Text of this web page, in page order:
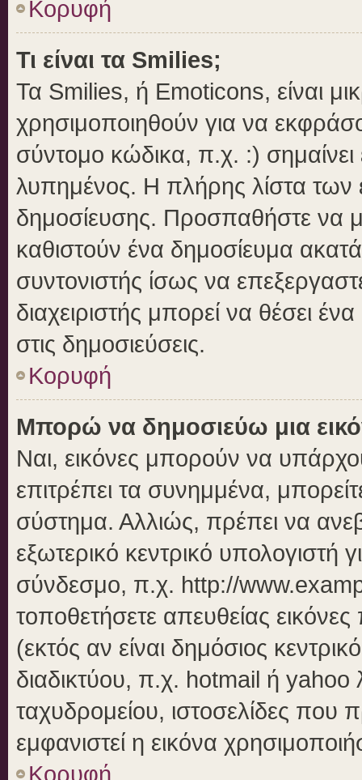
Κορυφή
Τι είναι τα Smilies;
Τα Smilies, ή Emoticons, είναι
χρησιμοποιηθούν για να
σύντομο κώδικα, π.χ. :)
λυπημένος. Η πλήρης λίστα των
δημοσίευσης. Προσπαθήστε να
καθιστούν ένα δημοσίευμα
συντονιστής ίσως να
διαχειριστής μπορεί να θέσει
στις δημοσιεύσεις.
Κορυφή
Μπορώ να δημοσιεύω μια
Ναι, εικόνες μπορούν να
επιτρέπει τα συνημμένα,
σύστημα. Αλλιώς, πρέπει να
εξωτερικό κεντρικό υπολογιστή
σύνδεσμο, π.χ. http://
τοποθετήσετε απευθείας
(εκτός αν είναι δημόσιος
διαδικτύου, π.χ. hotmail ή yahoo
ταχυδρομείου, ιστοσελίδες που
εμφανιστεί η εικόνα
Κορυφή